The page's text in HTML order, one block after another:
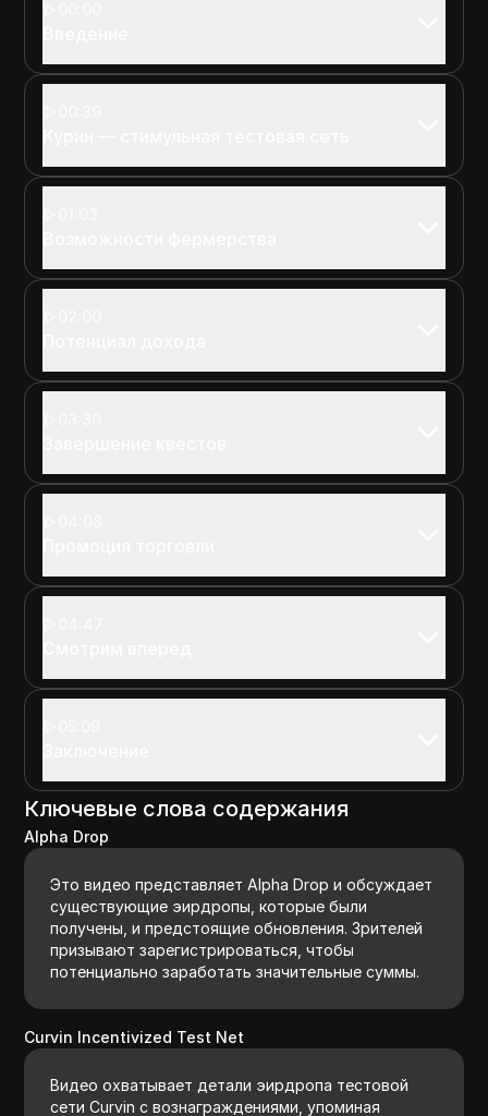
Ключевые слова содержания
Alpha Drop
Это видео представляет Alpha Drop и обсуждает
существующие эирдропы, которые были
получены, и предстоящие обновления. Зрителей
призывают зарегистрироваться, чтобы
потенциально заработать значительные суммы.
Curvin Incentivized Test Net
Видео охватывает детали эирдропа тестовой
сети Curvin с вознаграждениями, упоминая